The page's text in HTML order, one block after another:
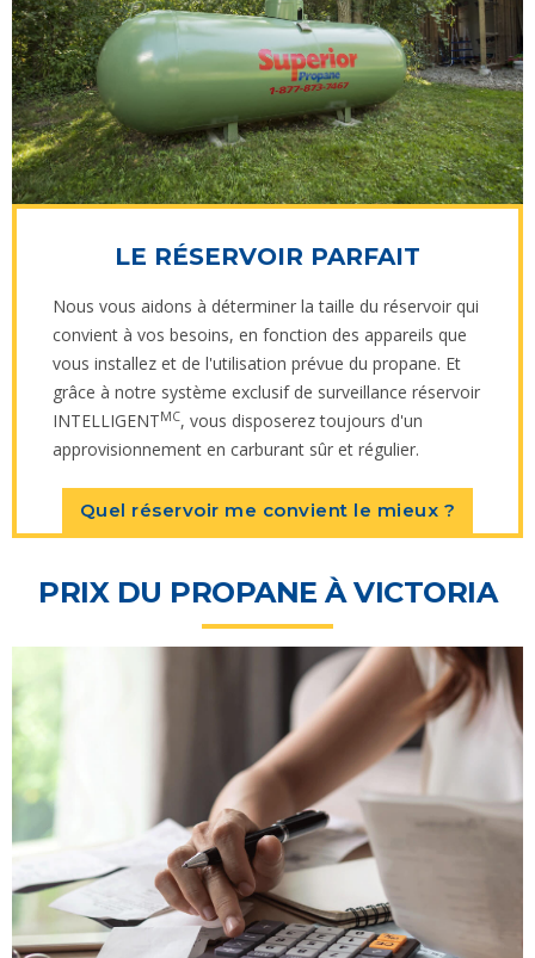
LE RÉSERVOIR PARFAIT
Nous vous aidons à déterminer la taille du réservoir qui
convient à vos besoins, en fonction des appareils que
vous installez et de l'utilisation prévue du propane. Et
grâce à notre système exclusif de surveillance réservoir
INTELLIGENTMC, vous disposerez toujours d'un
approvisionnement en carburant sûr et régulier.
Quel réservoir me convient le mieux ?
PRIX DU PROPANE À VICTORIA